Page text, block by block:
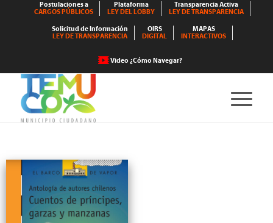
Postulaciones a
CARGOS PÚBLICOS
Plataforma
LEY DEL LOBBY
Transparencia Activa
LEY DE TRANSPARENCIA
Solicitud de Información
LEY DE TRANSPARENCIA
OIRS
DIGITAL
MAPAS
INTERACTIVOS
Video ¿Cómo Navegar?